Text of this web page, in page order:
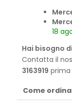
18
Hai bisogno
Contatta il
3163919 prima
Come